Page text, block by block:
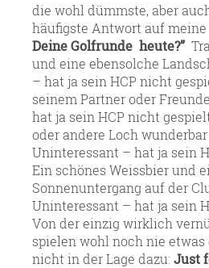
die wohl dümmste, aber
häufigste Antwort auf meine
Deine Golfrunde heute?”
und eine ebensolche
– hat ja sein HCP nicht
seinem Partner oder
hat ja sein HCP nicht
oder andere Loch
Uninteressant – hat ja sein
Ein schönes Weissbier und
Sonnenuntergang auf der
Uninteressant – hat ja sein
Von der einzig wirklich
spielen wohl noch nie
nicht in der Lage dazu: Just